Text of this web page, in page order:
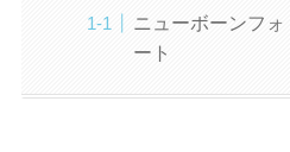
ニューボーンフ
ート